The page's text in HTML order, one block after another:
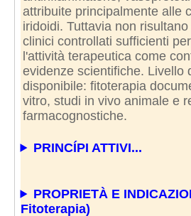
attribuite principalmente alle
iridoidi. Tuttavia non
clinici controllati sufficienti
l'attività terapeutica come
evidenze scientifiche. Livello
disponibile: fitoterapia
vitro, studi in vivo animale e
farmacognostiche.
PRINCÍPI ATTIVI...
PROPRIETÀ E
Fitoterapia)